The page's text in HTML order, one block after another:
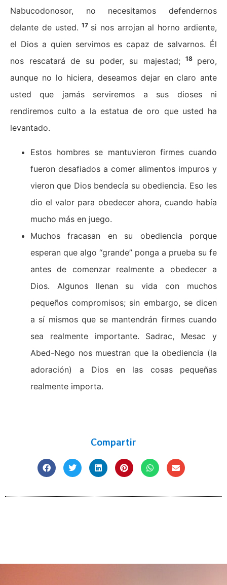
Nabucodonosor, no necesitamos defendernos
delante de usted.17 si nos arrojan al horno ardiente,
el Dios a quien servimos es capaz de salvarnos. Él
nos rescatará de su poder, su majestad;18 pero,
aunque no lo hiciera, deseamos dejar en claro ante
usted que jamás serviremos a sus dioses ni
rendiremos culto a la estatua de oro que usted ha
levantado.
Estos hombres se mantuvieron firmes cuando
fueron desafiados a comer alimentos impuros y
vieron que Dios bendecía su obediencia. Eso les
dio el valor para obedecer ahora, cuando había
mucho más en juego.
Muchos fracasan en su obediencia porque
esperan que algo “grande” ponga a prueba su fe
antes de comenzar realmente a obedecer a
Dios. Algunos llenan su vida con muchos
pequeños compromisos; sin embargo, se dicen
a sí mismos que se mantendrán firmes cuando
sea realmente importante. Sadrac, Mesac y
Abed-Nego nos muestran que la obediencia (la
adoración) a Dios en las cosas pequeñas
realmente importa.
Compartir